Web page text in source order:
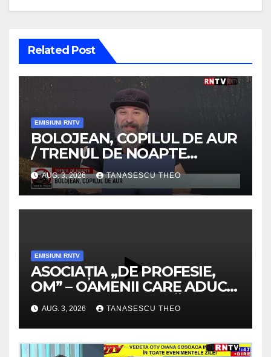
Related Post
EMISIUNI RNTV
BOLOJEAN, COPILUL DE AUR
/ TRENUL DE NOAPTE
/VIDEO
AUG. 3, 2026 TANASESCU THEO
EMISIUNI RNTV
ASOCIAȚIA „DE PROFESIE,
OM” – OAMENII CARE ADUC
VALOARE COMUNITĂȚII /
SECRETELE SUCCESULUI
/VIDEO
AUG. 3, 2026 TANASESCU THEO